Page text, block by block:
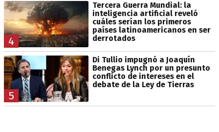
4
Tercera Guerra Mundial: la
inteligencia artificial reveló
cuáles serían los primeros
países latinoamericanos en ser
derrotados
5
Di Tullio impugnó a Joaquín
Benegas Lynch por un presunto
conflicto de intereses en el
debate de la Ley de Tierras